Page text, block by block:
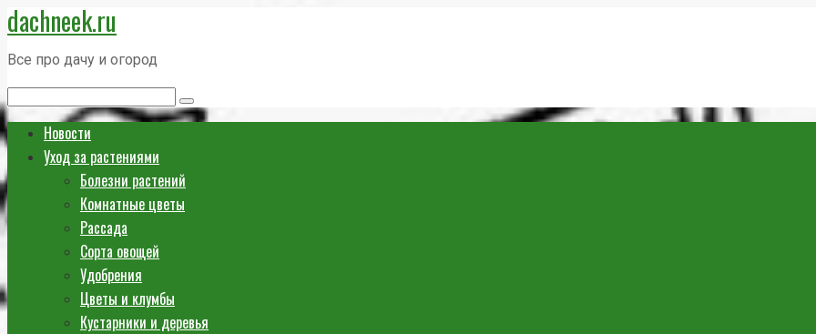
Перейти
к
контенту
dachneek.ru
Все про дачу и огород
Новости
Уход за растениями
Болезни растений
Комнатные цветы
Рассада
Сорта овощей
Удобрения
Цветы и клумбы
Кустарники и деревья